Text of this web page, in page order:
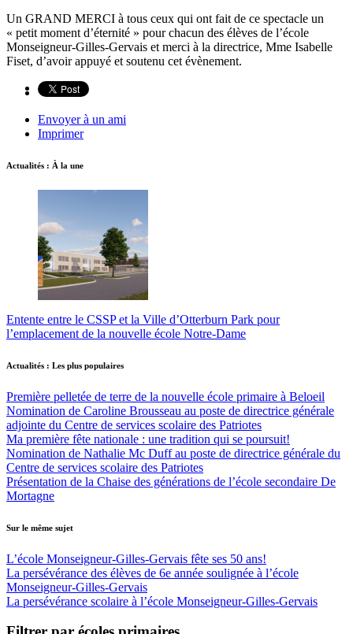
Un GRAND MERCI à tous ceux qui ont fait de ce spectacle un
« petit moment d’éternité » pour chacun des élèves de l’école
Monseigneur-Gilles-Gervais et merci à la directrice, Mme Isabelle
Fiset, d’avoir appuyé et soutenu cet évènement.
Envoyer à un ami
Imprimer
Actualités : À la une
Entente entre le CSSP et la Ville d’Otterburn Park pour
l’emplacement de la nouvelle école Notre-Dame
Actualités : Les plus populaires
Première pelletée de terre de la nouvelle école primaire à Beloeil
Nomination de Caroline Brousseau au poste de directrice générale
adjointe du Centre de services scolaire des Patriotes
Ma première fête nationale : une tradition qui se poursuit!
Nomination de Nathalie Mc Duff au poste de directrice générale du
Centre de services scolaire des Patriotes
Présentation de la Chaise des générations de l’école secondaire De
Mortagne
Sur le même sujet
L’école Monseigneur-Gilles-Gervais fête ses 50 ans!
La persévérance des élèves de 6e année soulignée à l’école
Monseigneur-Gilles-Gervais
La persévérance scolaire à l’école Monseigneur-Gilles-Gervais